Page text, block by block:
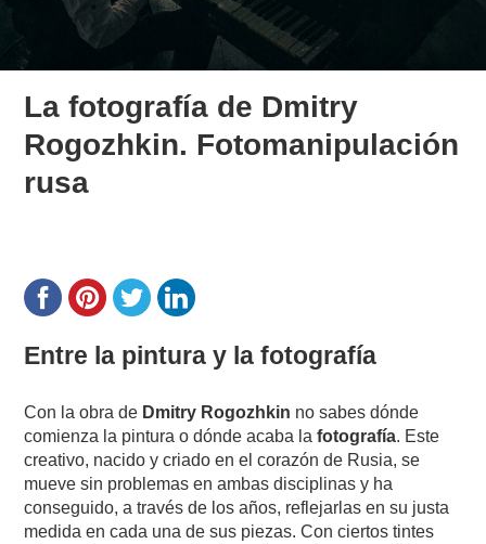
La fotografía de Dmitry
Rogozhkin. Fotomanipulación
rusa
Entre la pintura y la fotografía
Con la obra de Dmitry Rogozhkin no sabes dónde
comienza la pintura o dónde acaba lafotografía. Este
creativo, nacido y criado en el corazón de Rusia, se
mueve sin problemas en ambas disciplinas y ha
conseguido, a través de los años, reflejarlas en su justa
medida en cada una de sus piezas. Con ciertos tintes